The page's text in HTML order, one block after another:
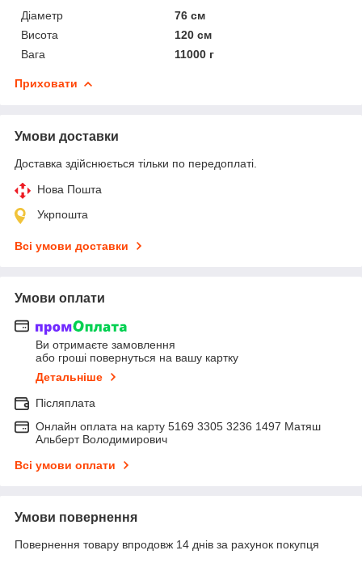
Діаметр
76 см
Висота
120 см
Вага
11000 г
Приховати
Умови доставки
Доставка здійснюється тільки по передоплаті.
Нова Пошта
Укрпошта
Всі умови доставки
Умови оплати
Ви отримаєте замовлення
або гроші повернуться на вашу картку
Детальніше
Післяплата
Онлайн оплата на карту 5169 3305 3236 1497 Матяш
Альберт Володимирович
Всі умови оплати
Умови повернення
Повернення товару впродовж 14 днів за рахунок покупця